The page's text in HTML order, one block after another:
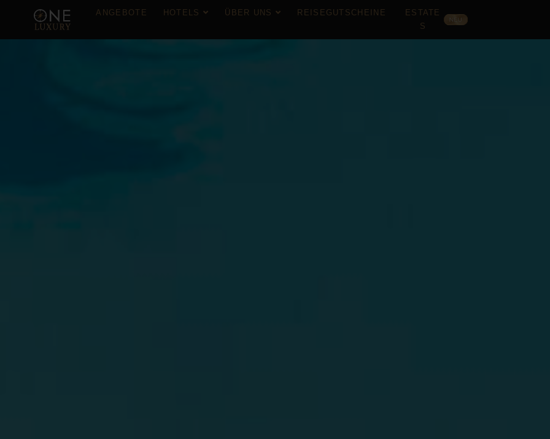
ANGEBOTE HOTELS ÜBER UNS REISEGUTSCHEINE
ESTATE
S